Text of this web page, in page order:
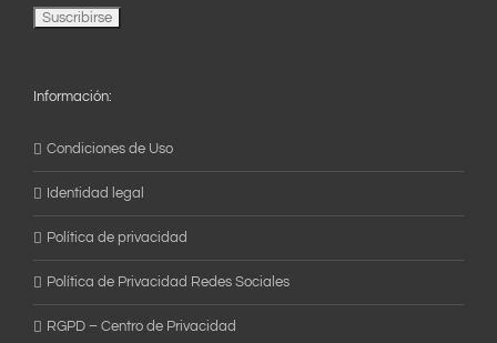
Información:
Condiciones de Uso
Identidad legal
Política de privacidad
Política de Privacidad Redes Sociales
RGPD – Centro de Privacidad